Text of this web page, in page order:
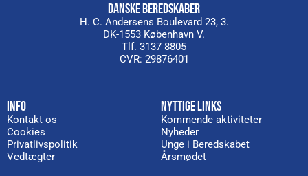
DANSKE BEREDSKABER
H. C. Andersens Boulevard 23, 3.
DK-1553 København V.
Tlf. 3137 8805
CVR: 29876401
INFO
Kontakt os
Cookies
Privatlivspolitik
Vedtægter
NYTTIGE LINKS
Kommende aktiviteter
Nyheder
Unge i Beredskabet
Årsmødet